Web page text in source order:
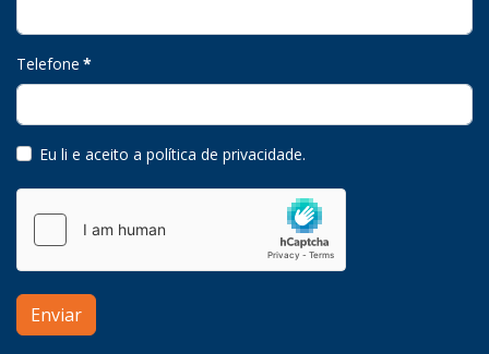
Telefone *
Eu li e aceito a política de privacidade.
Enviar